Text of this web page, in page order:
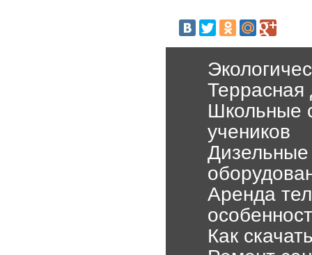
Террасная
Школьные
учеников
Дизельные
Аренда
Как